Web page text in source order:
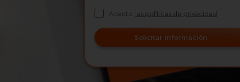
Acepto las políticas de privacidad
Solicitar información